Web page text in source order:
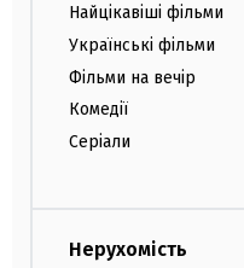
Найцікавіші фільми
Українські фільми
Фільми на вечір
Комедії
Серіали
Нерухомість